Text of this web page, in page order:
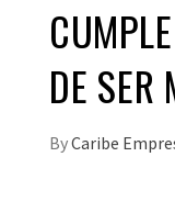
DE SER
ByCaribe